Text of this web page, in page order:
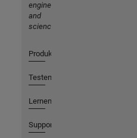
engineering
and
science
Produkte
Testen oder Kaufen
Lernen
Support